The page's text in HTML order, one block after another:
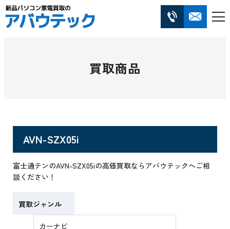
買取商品
AVN-SZX05i
富士通テンのAVN-SZX05iの高価買取ならアバウテックへご相
談ください！
買取ジャンル
カーナビ